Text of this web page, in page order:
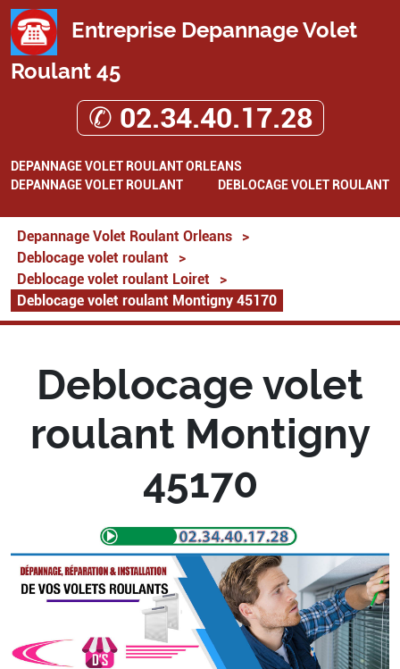
Entreprise Depannage Volet
Roulant 45
✆ 02.34.40.17.28
DEPANNAGE VOLET ROULANT ORLEANS
DEPANNAGE VOLET ROULANT
DEBLOCAGE VOLET ROULANT
Depannage Volet Roulant Orleans
>
Deblocage volet roulant
>
Deblocage volet roulant Loiret
>
Deblocage volet roulant Montigny 45170
Deblocage volet
roulant Montigny
45170